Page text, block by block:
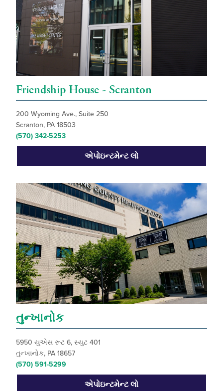
Friendship House - Scranton
200 Wyoming Ave., Suite 250
Scranton, PA 18503
(570) 342-5253
એપોઇન્ટમેન્ટ લો
તુન્ખાનોક
5950 યુએસ રૂટ 6, સ્યુટ 401
તુન્ખાનોક, PA 18657
(570) 591-5299
એપોઇન્ટમેન્ટ લો